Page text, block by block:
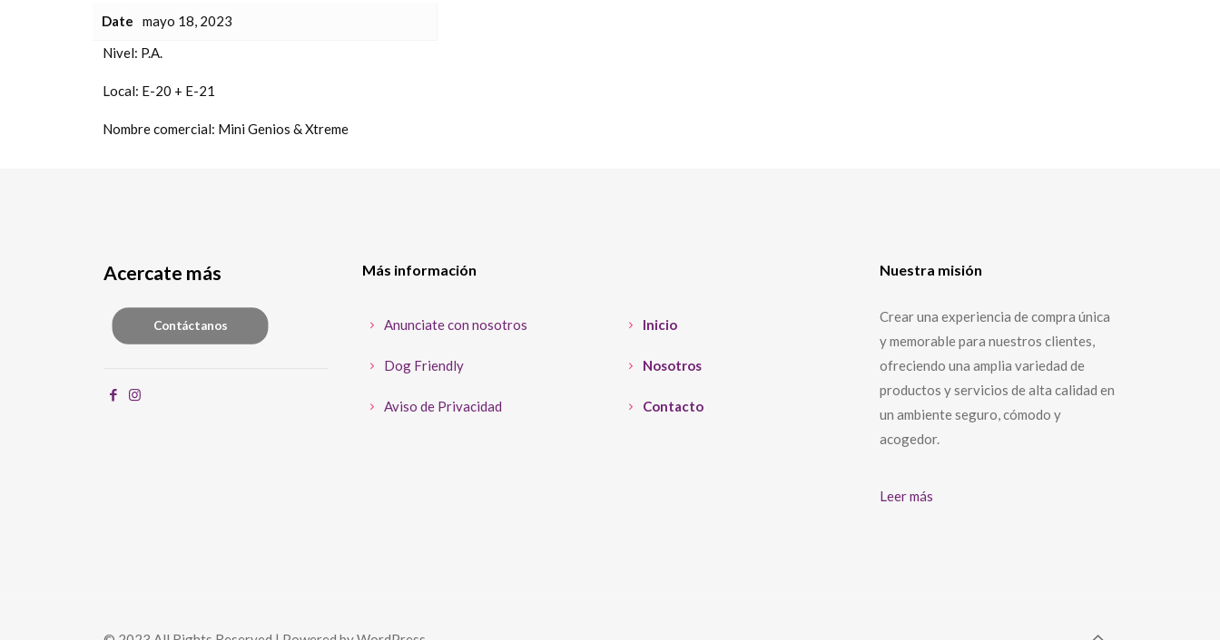
Date
mayo 18, 2023
Nivel: P.A.
Local: E-20 + E-21
Nombre comercial: Mini Genios & Xtreme
Acercate más
Contáctanos
Más información
Anunciate con nosotros
Dog Friendly
Aviso de Privacidad
Inicio
Nosotros
Contacto
Nuestra misión
Crear una experiencia de compra única
y memorable para nuestros clientes,
ofreciendo una amplia variedad de
productos y servicios de alta calidad en
un ambiente seguro, cómodo y
acogedor.
Leer más